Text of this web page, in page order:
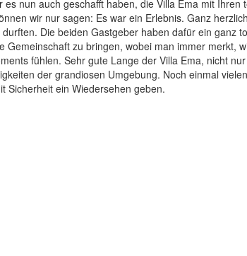
es nun auch geschafft haben, die Villa Ema mit Ihren
wir nur sagen: Es war ein Erlebnis. Ganz
durften. Die beiden Gastgeber haben dafür ein ganz
Gemeinschaft zu bringen, wobei man immer merkt,
fühlen. Sehr gute Lange der Villa Ema, nicht
der grandiosen Umgebung. Noch einmal
Sicherheit ein Wiedersehen geben.